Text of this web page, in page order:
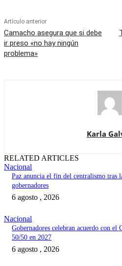
Artículo anterior
Camacho asegura que si debe
ir preso «no hay ningún
problema»
Karla
RELATED ARTICLES
Nacional
Paz anuncia el fin del centralismo tras
gobernadores
6 agosto , 2026
Nacional
Gobernadores celebran acuerdo con
50/50 en 2027
6 agosto , 2026